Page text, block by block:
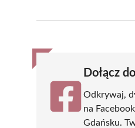
Dołącz
Odkrywaj,
na
Gdańsku.